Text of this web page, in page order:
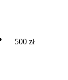
500 zł